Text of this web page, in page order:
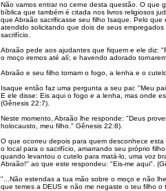
Não vamos entrar no cerne desta questão. O que
bíblica que também é citada nos livros religiosos
que Abraão sacrificasse seu filho Isaque. Pelo
atendido solicitando que dois de seus
sacrifício.
Abraão pede aos ajudantes que fiquem e ele diz:
o moço iremos até alí; e havendo adorado
Abraão e seu filho tomam o fogo, a lenha e o
Isaque então faz uma pergunta a seu pai: "Meu
E ele disse: Eis aqui o fogo e a lenha, mas onde
(Gênesis 22:7).
Neste momento, Abraão lhe responde: "Deus
holocausto, meu filho." Gênesis 22:8).
O que ocorreu depois para quem desconhece
o local para o sacrifício, amarrando seu próprio
quando levantou o cutelo para matá-lo, uma voz
Abraão!" ao que este respondeu: "Eis-me aqui".
"...Não estendas a tua mão sobre o moço e não
que temes a DEUS e não me negaste o teu filho